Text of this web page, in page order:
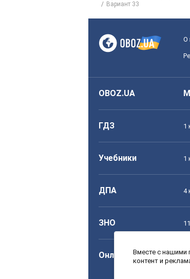
Вариант 33
О
OBOZ.UA
ГДЗ 1
Учебники 1
ДПА 4
ЗНО
Онлайн уроки 1
Вместе с нашими
контент и